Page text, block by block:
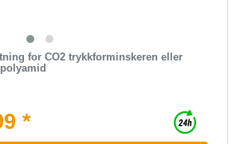
for CO2 trykkforminskeren eller
*